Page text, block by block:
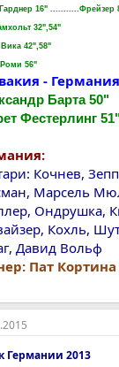
16" ...........Фрейзер
32",54"
42",58"
56"
- Германия
Барта 50"
Фестерлинг
Кочнев, Зепп
Марсель
Ондрушка,
Кохль,
Давид Вольф
Пат Кортина
Германии 2013